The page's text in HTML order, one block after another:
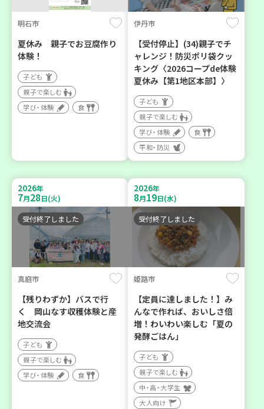
明石市
夏休み 親子でお豆腐作り
体験！
子ども
親子で楽しむ
学び・体験
食
伊丹市
【受付停止】(34)親子でチ
ャレンジ！防災ポリ袋クッ
キング〈2026コープde体験
夏休み【第1地区本部】〉
子ども
親子で楽しむ
学び・体験
食
平和・防災
2026年
7月28日(火)
受付終了しました
真庭市
【残りわずか】バスで行
く 岡山なす収穫体験と産
地交流会
子ども
親子で楽しむ
学び・体験
食
2026年
8月19日(水)
受付終了しました
姫路市
【定員に達しました！】み
んなで作れば、おいしさ倍
増！わいわい楽しむ「夏の
発酵ごはん」
子ども
親子で楽しむ
中・高・大学生
大人向け